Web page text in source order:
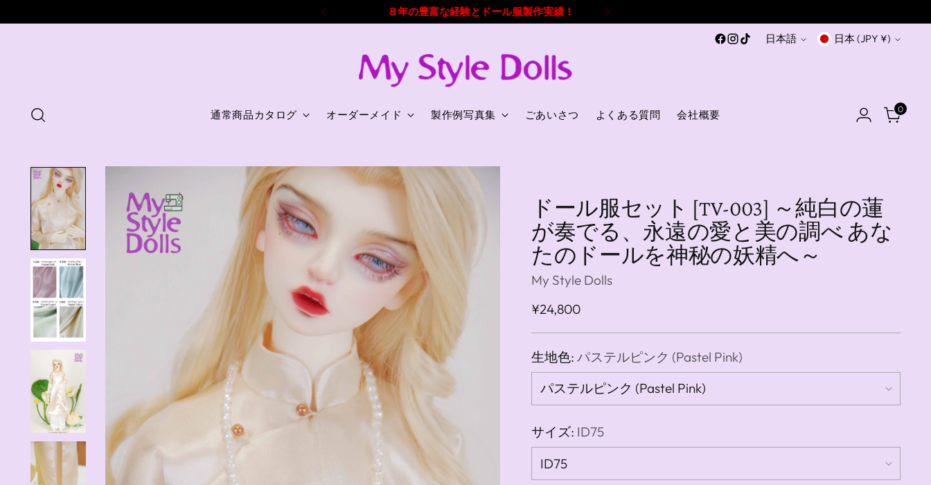
８年の豊富な経験とドール服製作実績！
言
日本語
通
日本 (JPY ¥)
通常商品カタログ オーダーメイド 製作例写真集 ごあいさつ よくある質問 会社概要 0
ドール服セット [TV-003] ～純白の蓮
が奏でる、永遠の愛と美の調べ あな
たのドールを神秘の妖精へ～
My Style Dolls
通
価
格
¥24,800
生地色: パステルピンク (Pastel Pink)
サイズ: ID75